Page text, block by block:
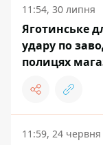
11:54, 30 липня
Яготинське
удару по
полицях
11:59, 24 червня